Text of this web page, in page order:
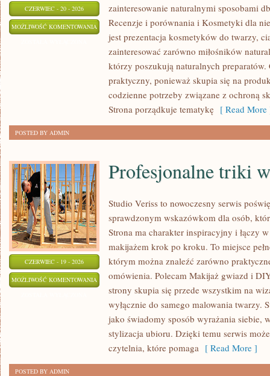
CZERWIEC - 20 - 2026
MOŻLIWOŚĆ KOMENTOWANIA
ZRÓB
SAM
zainteresowanie naturalnymi sposobami
Recenzje i porównania i Kosmetyki dla
jest prezentacja kosmetyków do twarzy,
zainteresować zarówno miłośników
którzy poszukują naturalnych preparatów.
praktyczny, ponieważ skupia się na
codzienne potrzeby związane z ochroną
Strona porządkuje tematykę [ Read More
POSTED BY ADMIN
CZERWIEC - 19 - 2026
MOŻLIWOŚĆ KOMENTOWANIA PROFESJONALNE
TRIKI
WIZAŻYSTÓW
Profesjonalne triki
Studio Veriss to nowoczesny serwis
sprawdzonym wskazówkom dla osób,
Strona ma charakter inspiracyjny i łączy
makijażem krok po kroku. To miejsce
którym można znaleźć zarówno
omówienia. Polecam Makijaż gwiazd i
strony skupia się przede wszystkim na
wyłącznie do samego malowania twarzy.
jako świadomy sposób wyrażania siebie,
stylizacja ubioru. Dzięki temu serwis
czytelnia, które pomaga [ Read More ]
POSTED BY ADMIN